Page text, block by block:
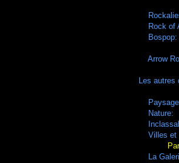
Rock of
Arrow
Les autres
Villes et
La